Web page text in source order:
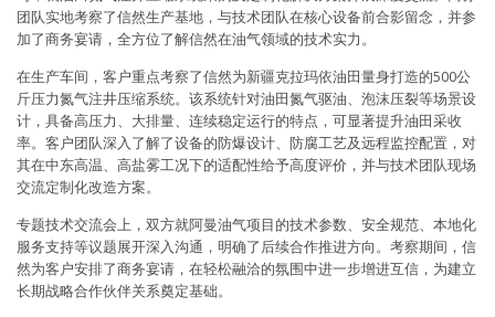
团队实地考察了信然生产基地，与技术团队在核心设备前合影留念，并参
加了商务宴请，全方位了解信然在油气领域的技术实力。
在生产车间，客户重点考察了信然为新疆克拉玛依油田量身打造的500公
斤压力氮气注井压缩系统。该系统针对油田氮气驱油、泡沫压裂等场景设
计，具备高压力、大排量、连续稳定运行的特点，可显著提升油田采收
率。客户团队深入了解了设备的防爆设计、防腐工艺及远程监控配置，对
其在中东高温、高盐雾工况下的适配性给予高度评价，并与技术团队现场
交流定制化改造方案。
专题技术交流会上，双方就阿曼油气项目的技术参数、安全规范、本地化
服务支持等议题展开深入沟通，明确了后续合作推进方向。考察期间，信
然为客户安排了商务宴请，在轻松融洽的氛围中进一步增进互信，为建立
长期战略合作伙伴关系奠定基础。